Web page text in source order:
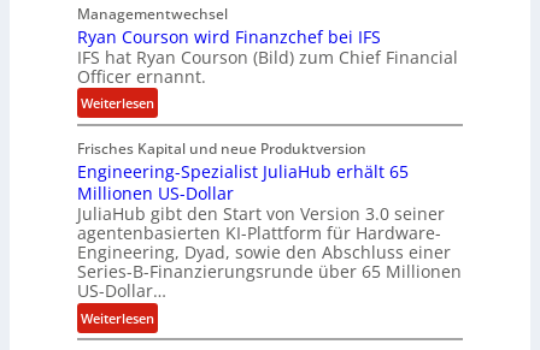
m
e
n
ö
s
e
g
e
l
d
z
a
h
l
e
i
s
Managementwechsel
Ryan Courson wird Finanzchef bei IFS
IFS hat Ryan Courson (Bild) zum Chief Financial
Officer ernannt.
Weiterlesen:
R
y
a
n
C
o
u
s
o
Frisches Kapital und neue Produktversion
Engineering-Spezialist JuliaHub erhält 65
Millionen US-Dollar
JuliaHub gibt den Start von Version 3.0 seiner
agentenbasierten KI-Plattform für Hardware-
Engineering, Dyad, sowie den Abschluss einer
Series-B-Finanzierungsrunde über 65 Millionen
US-Dollar…
Weiterlesen:
E